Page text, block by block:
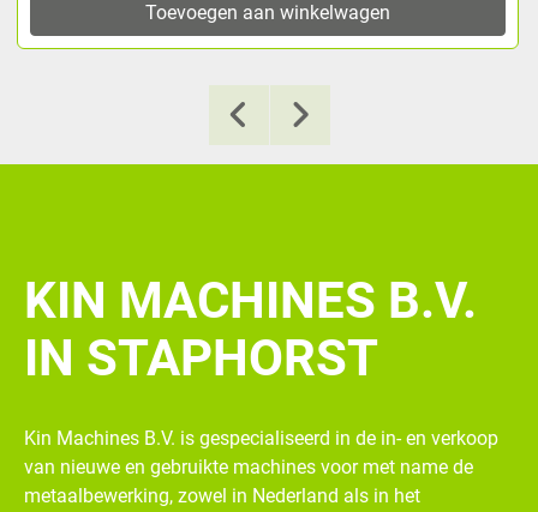
Toevoegen aan winkelwagen
KIN MACHINES B.V.
IN STAPHORST
Kin Machines B.V. is gespecialiseerd in de in- en verkoop
van nieuwe en gebruikte machines voor met name de
metaalbewerking, zowel in Nederland als in het